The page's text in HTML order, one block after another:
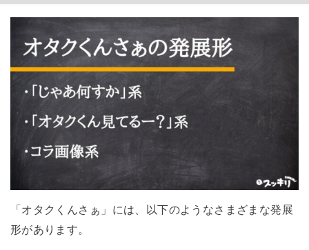
「オタクくんさぁ」には、以下のようなさまざまな発展
形があります。